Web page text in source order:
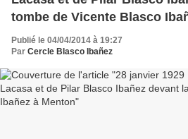
tombe de Vicente Blasco
Publié le 04/04/2014 à 19:27
Par Cercle Blasco Ibañez